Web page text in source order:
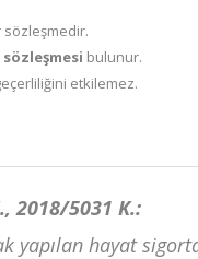
sözleşmedir.
bulunur.
etkilemez.
2018/5031 K.:
yapılan hayat